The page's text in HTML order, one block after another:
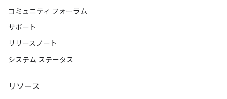
コミュニティ フォーラム
サポート
リリースノート
システム ステータス
リソース